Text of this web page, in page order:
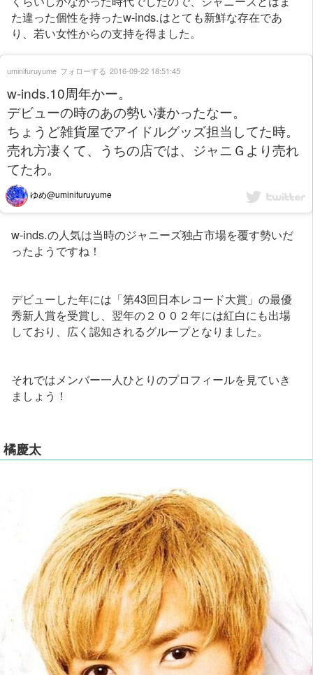
た違った個性を持ったw-inds.はとても新鮮な存在であ
り、若い女性からの支持を得ました。
w-inds.10周年かー。
デビューの時のあの勢い凄かったなー。
ちょうど雑貨屋でアイドルグッズ担当してた時。
売れ方凄くて、うちの店では、ジャニＧより売れ
てたわ。
ゆめ@uminifuruyume
uminifuruyume フォローする 2016-09-22 18:51:45
w-inds.の人気は当時のジャニーズ独占市場を覆す勢いだ
ったようですね！
デビューした年には「第43回日本レコード大賞」の最優
秀新人賞を受賞し、翌年の２００２年には紅白にも出場
しており、広く認知されるグループとなりました。
それではメンバー一人ひとりのプロフィールを見ていき
ましょう！
橘慶太